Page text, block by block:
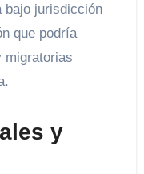
bajo jurisdicción
que podría
migratorias
y